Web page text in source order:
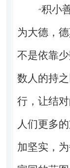
“积小
为大德，
不是依靠
数人的持
行，让结
人们更多
加坚实，